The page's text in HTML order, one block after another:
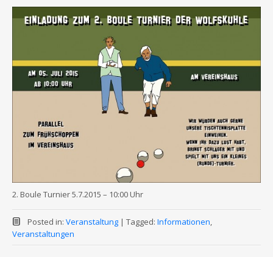
2. Boule Turnier 5.7.2015 – 10:00 Uhr
Posted in: Veranstaltung | Tagged: Informationen,
Veranstaltungen